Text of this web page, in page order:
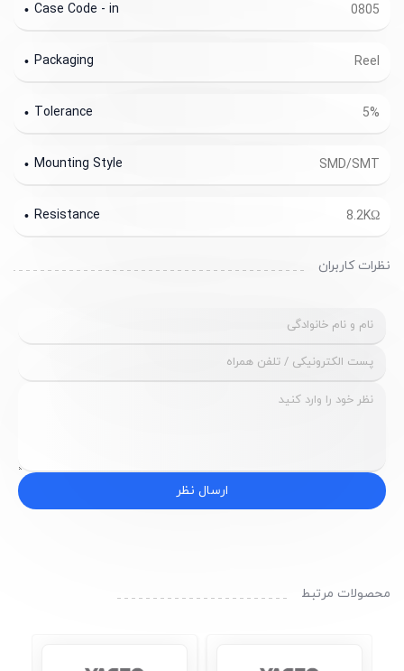
0805
Case Code - in
Reel
Packaging
5%
Tolerance
SMD/SMT
Mounting Style
8.2KΩ
Resistance
نظرات کاربران
ارسال نظر
محصولات مرتبط